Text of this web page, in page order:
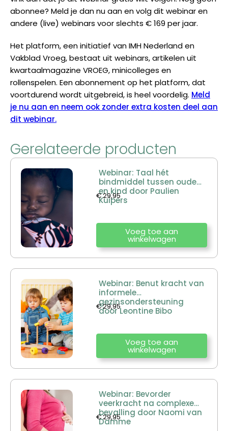
abonnee? Meld je dan nu aan en volg dit webinar en
andere (live) webinars voor slechts € 169 per jaar.
Het platform, een initiatief van IMH Nederland en
Vakblad Vroeg, bestaat uit webinars, artikelen uit
kwartaalmagazine VROEG, minicolleges en
rollenspelen. Een abonnement op het platform, dat
voortdurend wordt uitgebreid, is heel voordelig. Meld
je nu aan en neem ook zonder extra kosten deel aan
dit webinar.
Gerelateerde producten
Webinar: Taal hét
bindmiddel tussen ouder
en kind door Paulien
Kuipers
€29,95
Voeg toe aan
winkelwagen
Webinar: Benut kracht van
informele
gezinsondersteuning
door Leontine Bibo
€29,95
Voeg toe aan
winkelwagen
Webinar: Bevorder
veerkracht na complexe
bevalling door Naomi van
Damme
€29,95